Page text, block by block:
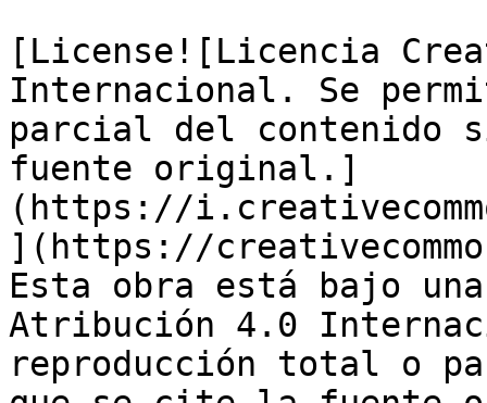
[License![Licencia
Internacional. Se
parcial del contenido
fuente original.]
(https://
](https://
Esta obra está bajo
Atribución 4.0
reproducción total o